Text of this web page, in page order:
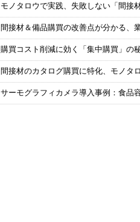
モノタロウで実践、失敗しない「間接
間接材＆備品購買の改善点が分かる、
購買コスト削減に効く「集中購買」の
間接材のカタログ購買に特化、モノタ
サーモグラフィカメラ導入事例：食品